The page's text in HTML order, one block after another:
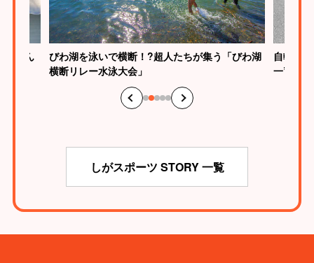
びわ湖
自転車で琵琶湖を一周する『ビワイチ』で“日本
一”のスケールに挑戦！
スラッ
スポー
しがスポーツ STORY 一覧